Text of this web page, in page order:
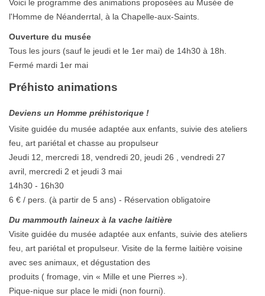
Voici le programme des animations proposées au Musée de
l'Homme de Néanderrtal, à la Chapelle-aux-Saints.
Ouverture du musée
Tous les jours (sauf le jeudi et le 1er mai) de 14h30 à 18h.
Fermé mardi 1er mai
Préhisto animations
Deviens un Homme préhistorique !
Visite guidée du musée adaptée aux enfants, suivie des ateliers
feu, art pariétal et chasse au propulseur
Jeudi 12, mercredi 18, vendredi 20, jeudi 26 , vendredi 27
avril, mercredi 2 et jeudi 3 mai
14h30 - 16h30
6 € / pers. (à partir de 5 ans) - Réservation obligatoire
Du mammouth laineux à la vache laitière
Visite guidée du musée adaptée aux enfants, suivie des ateliers
feu, art pariétal et propulseur. Visite de la ferme laitière voisine
avec ses animaux, et dégustation des
produits ( fromage, vin « Mille et une Pierres »).
Pique-nique sur place le midi (non fourni).